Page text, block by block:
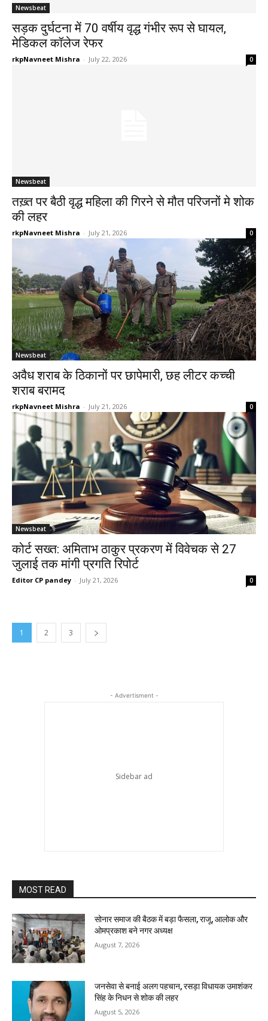
Newsbeat
सड़क दुर्घटना में 70 वर्षीय वृद्ध गंभीर रूप से घायल,
मेडिकल कॉलेज रेफर
rkpNavneet Mishra - July 22, 2026 0
Newsbeat
तख़्त पर बैठी वृद्ध महिला की गिरने से मौत परिजनों मे शोक
की लहर
rkpNavneet Mishra - July 21, 2026 0
Newsbeat
अवैध शराब के ठिकानों पर छापेमारी, छह लीटर कच्ची
शराब बरामद
rkpNavneet Mishra - July 21, 2026 0
Newsbeat
कोर्ट सख्त: अमिताभ ठाकुर प्रकरण में विवेचक से 27
जुलाई तक मांगी प्रगति रिपोर्ट
Editor CP pandey - July 21, 2026 0
1 2 3
- Advertisment -
MOST READ
सोनार समाज की बैठक में बड़ा फैसला, राजू, आलोक और
ओमप्रकाश बने नगर अध्यक्ष
August 7, 2026
जनसेवा से बनाई अलग पहचान, रसड़ा विधायक उमाशंकर
सिंह के निधन से शोक की लहर
August 5, 2026